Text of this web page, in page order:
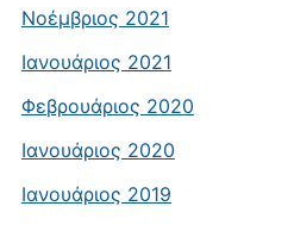
Νοέμβριος 2021
Ιανουάριος 2021
Φεβρουάριος 2020
Ιανουάριος 2020
Ιανουάριος 2019